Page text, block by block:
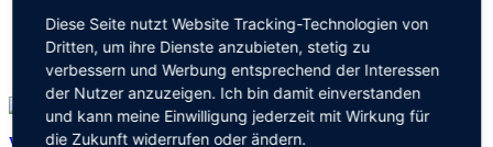
Elternbeirat
Förderverein
Kontakt
Wir haben in der Hardtschule unser eigenes kleines
Diese Seite nutzt Website Tracking-Technologien von
Dritten, um ihre Dienste anzubieten, stetig zu
verbessern und Werbung entsprechend der Interessen
der Nutzer anzuzeigen. Ich bin damit einverstanden
und kann meine Einwilligung jederzeit mit Wirkung für
die Zukunft widerrufen oder ändern.